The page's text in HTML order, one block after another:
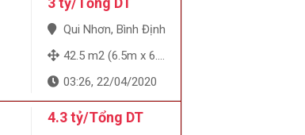
Qui Nhơn, Bình Định
42.5 m2 (6.5m x 6.6m)
03:26, 22/04/2020
4.3 tỷ/Tổng DT